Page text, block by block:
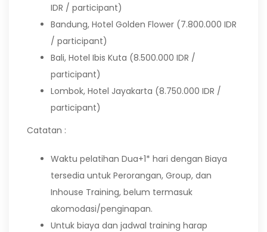
IDR / participant)
Bandung, Hotel Golden Flower (7.800.000 IDR
/ participant)
Bali, Hotel Ibis Kuta (8.500.000 IDR /
participant)
Lombok, Hotel Jayakarta (8.750.000 IDR /
participant)
Catatan :
Waktu pelatihan Dua+1* hari dengan Biaya
tersedia untuk Perorangan, Group, dan
Inhouse Training, belum termasuk
akomodasi/penginapan.
Untuk biaya dan jadwal training harap